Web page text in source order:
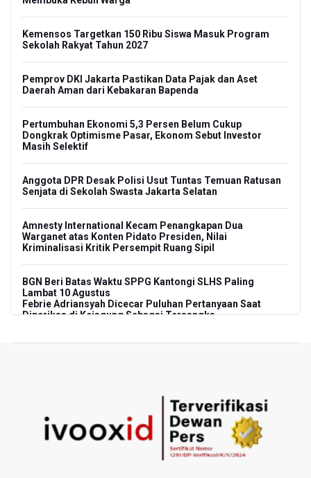
Kemensos Targetkan 150 Ribu Siswa Masuk Program
Sekolah Rakyat Tahun 2027
Pemprov DKI Jakarta Pastikan Data Pajak dan Aset
Daerah Aman dari Kebakaran Bapenda
Pertumbuhan Ekonomi 5,3 Persen Belum Cukup
Dongkrak Optimisme Pasar, Ekonom Sebut Investor
Masih Selektif
Anggota DPR Desak Polisi Usut Tuntas Temuan Ratusan
Senjata di Sekolah Swasta Jakarta Selatan
Amnesty International Kecam Penangkapan Dua
Warganet atas Konten Pidato Presiden, Nilai
Kriminalisasi Kritik Persempit Ruang Sipil
BGN Beri Batas Waktu SPPG Kantongi SLHS Paling
Lambat 10 Agustus
Febrie Adriansyah Dicecar Puluhan Pertanyaan Saat
Diperiksa di Kejagung Sebagai Tersangka
SEA V Cup 2026: Timnas Voli Putri Indonesia Menang
Lawan Vietnam 3-2
Kebakaran Landa Gedung Bapenda DKI Jakarta